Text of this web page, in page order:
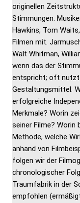
originellen
Stimmungen.
Hawkins, Tom
Filmen mit.
Walt Whitman,
wenn das der
entspricht; oft nutzt
Gestaltungsmittel.
erfolgreiche
Merkmale? Worin
seiner Filme?
Methode, welche
anhand von
folgen wir der
chronologischer
Traumfabrik in der
empfohlen